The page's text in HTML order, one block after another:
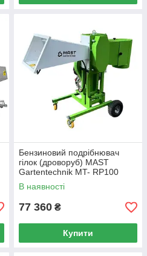
Бензиновий подрібнювач
гілок (дроворуб) MAST
Gartentechnik MT- RP100
В наявності
77 360 ₴
Купити